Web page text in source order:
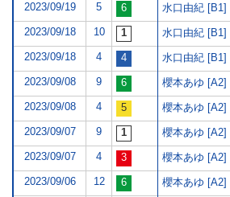
2023/09/19 5 水口由紀 [B1]
2023/09/18 10 水口由紀 [B1]
2023/09/18 4 水口由紀 [B1]
2023/09/08 9 櫻本あゆ [A2]
2023/09/08 4 櫻本あゆ [A2]
2023/09/07 9 櫻本あゆ [A2]
2023/09/07 4 櫻本あゆ [A2]
2023/09/06 12 櫻本あゆ [A2]